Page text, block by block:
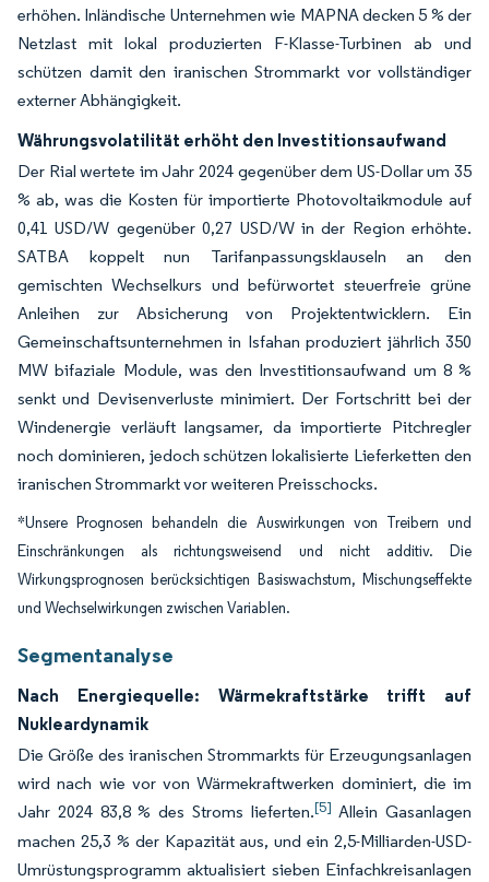
erhöhen. Inländische Unternehmen wie MAPNA decken 5 % der
Netzlast mit lokal produzierten F-Klasse-Turbinen ab und
schützen damit den iranischen Strommarkt vor vollständiger
externer Abhängigkeit.
Währungsvolatilität erhöht den Investitionsaufwand
Der Rial wertete im Jahr 2024 gegenüber dem US-Dollar um 35
% ab, was die Kosten für importierte Photovoltaikmodule auf
0,41 USD/W gegenüber 0,27 USD/W in der Region erhöhte.
SATBA koppelt nun Tarifanpassungsklauseln an den
gemischten Wechselkurs und befürwortet steuerfreie grüne
Anleihen zur Absicherung von Projektentwicklern. Ein
Gemeinschaftsunternehmen in Isfahan produziert jährlich 350
MW bifaziale Module, was den Investitionsaufwand um 8 %
senkt und Devisenverluste minimiert. Der Fortschritt bei der
Windenergie verläuft langsamer, da importierte Pitchregler
noch dominieren, jedoch schützen lokalisierte Lieferketten den
iranischen Strommarkt vor weiteren Preisschocks.
*Unsere Prognosen behandeln die Auswirkungen von Treibern und
Einschränkungen als richtungsweisend und nicht additiv. Die
Wirkungsprognosen berücksichtigen Basiswachstum, Mischungseffekte
und Wechselwirkungen zwischen Variablen.
Segmentanalyse
Nach Energiequelle: Wärmekraftstärke trifft auf
Nukleardynamik
Die Größe des iranischen Strommarkts für Erzeugungsanlagen
wird nach wie vor von Wärmekraftwerken dominiert, die im
Jahr 2024 83,8 % des Stroms lieferten.[5] Allein Gasanlagen
machen 25,3 % der Kapazität aus, und ein 2,5-Milliarden-USD-
Umrüstungsprogramm aktualisiert sieben Einfachkreisanlagen